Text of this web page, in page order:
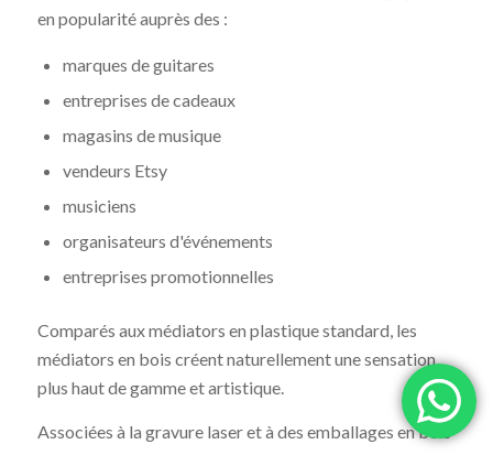
en popularité auprès des :
marques de guitares
entreprises de cadeaux
magasins de musique
vendeurs Etsy
musiciens
organisateurs d'événements
entreprises promotionnelles
Comparés aux médiators en plastique standard, les
médiators en bois créent naturellement une sensation
plus haut de gamme et artistique.
Associées à la gravure laser et à des emballages en bois